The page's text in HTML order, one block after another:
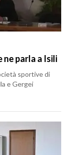
parla a Isili
sportive di
e Gergei